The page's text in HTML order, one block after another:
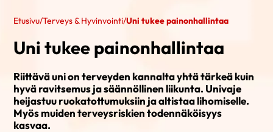
Etusivu/Terveys & Hyvinvointi/Uni tukee painonhallintaa
Uni tukee painonhallintaa
Riittävä uni on terveyden kannalta yhtä tärkeä kuin
hyvä ravitsemus ja säännöllinen liikunta. Univaje
heijastuu ruokatottumuksiin ja altistaa lihomiselle.
Myös muiden terveysriskien todennäköisyys
kasvaa.